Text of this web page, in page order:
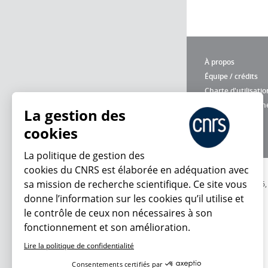
À propos
Équipe / crédits
Charte
Données
© 2026,
La gestion des
cookies
La politique de gestion des
cookies du CNRS est élaborée en adéquation avec
sa mission de recherche scientifique. Ce site vous
donne l’information sur les cookies qu’il utilise et
le contrôle de ceux non nécessaires à son
fonctionnement et son amélioration.
Lire la politique de confidentialité
Consentements certifiés par